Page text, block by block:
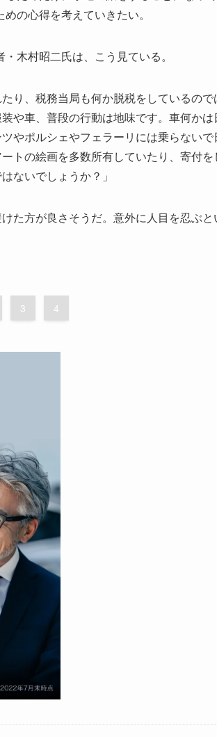
の心得を考えていきたい。
木村昭二氏は、こう見ている。
り、税務当局も何か脱税をしているので
や車、普段の行動は地味です。車何か
やポルシェやフェラーリには乗らないで
トの絵画を多数所有していたり、寄付を
ないでしょうか？」
た方が良さそうだ。意外に人目を忍ぶと
3 4